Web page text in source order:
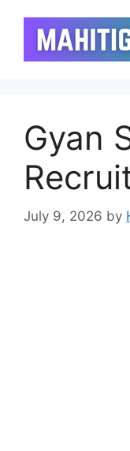
content
Gyan
July 9, 2026 by